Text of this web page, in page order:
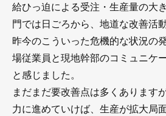
給ひっ迫による受注・生産量の大
門では日ごろから、地道な改善活
昨今のこういった危機的な状況の
場従業員と現地幹部のコミュニケ
と感じました。
まだまだ要改善点は多くあります
力に進めていけば、生産が拡大局